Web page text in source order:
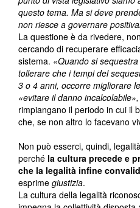
questo tema. Ma si deve
non riesce a governare
La questione è da rivedere,
cercando di recuperare
sistema. «Quando si
tollerare che i tempi del
3 o 4 anni, occorre migliorare
«evitare il danno incalcolabile»,
rimpiangano il periodo in cui il
che, se non altro lo facevano
Non può esserci, quindi,
perché la cultura precede e
che la legalità infine
esprime giustizia.
La cultura della legalità